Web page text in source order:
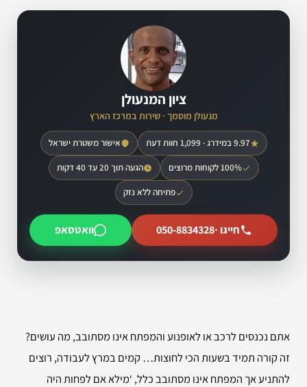
ציון המנעולן
מנעולן מוסמך · שירות במרכז הארץ
9.97 במידרג · 1,099 חוות דעת אישור משטרת ישראל
100% לקוחות מרוצים הגעה תוך 20 עד 40 דקות
פתיחה ללא נזק
חייגו ·050-8834328 וואטסאפ
אתם נכנסים לרכב או לאופנוע והמפתח אינו מסתובב, מה עושים?
זה קורה תמיד בשעות הכי לחוצות… קמים במרץ לעבודה, רוצים
להתניע אך המפתח אינו מסתובב כלל, ‘מילא אם לפחות היה